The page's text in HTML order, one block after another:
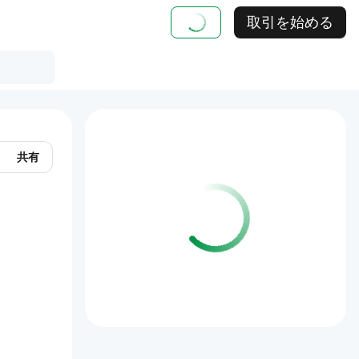
取引を始める
共有